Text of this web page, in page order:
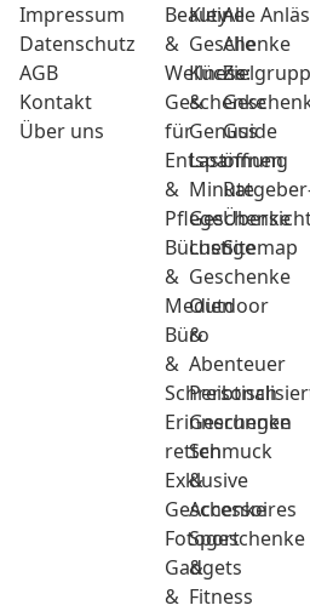
Impressum
Datenschutz
AGB
Kontakt
Über uns
Beauty
&
Wellness:
Geschenke
für
Entspannung
&
Pflege
Bücher
&
Medien
Büro
&
Schreibtisch
Erinnerungen
retten
Exklusive
Geschenke
Fotogeschenke
Gadgets
&
Kleine
Geschenke
Küche
&
Genuss
Last
Minute
Geschenke
Lustige
Geschenke
Outdoor
&
Abenteuer
Geschenke
Schmuck
&
Accessoires
Sport
&
Fitness
Alle
Alle
Guide
öffnen
Sitemap